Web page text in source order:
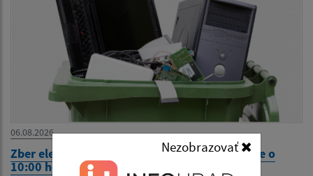
Nezobrazovať
06.08.2026
Zber elektroodpadu 21.8. 2026 (piatok) v čase o
10:00 hod.